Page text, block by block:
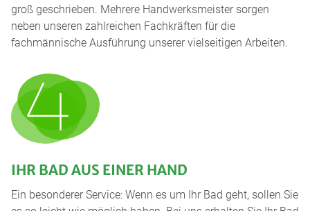
groß geschrieben. Mehrere Handwerksmeister sorgen
neben unseren zahlreichen Fachkräften für die
fachmännische Ausführung unserer vielseitigen Arbeiten.
IHR BAD AUS EINER HAND
Ein besonderer Service: Wenn es um Ihr Bad geht, sollen Sie